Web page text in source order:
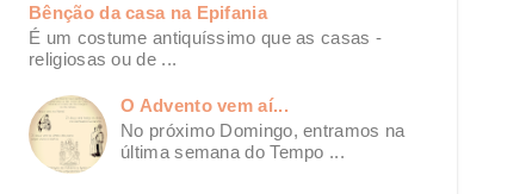
Bênção da casa na Epifania
É um costume antiquíssimo que as casas -
religiosas ou de ...
O Advento vem aí...
No próximo Domingo, entramos na
última semana do Tempo ...